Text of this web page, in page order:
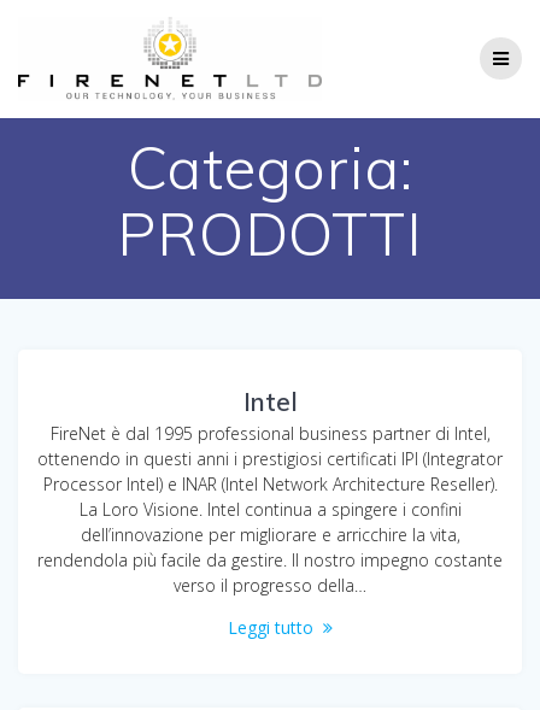
Categoria:
PRODOTTI
Intel
FireNet è dal 1995 professional business partner di Intel,
ottenendo in questi anni i prestigiosi certificati IPI (Integrator
Processor Intel) e INAR (Intel Network Architecture Reseller).
La Loro Visione. Intel continua a spingere i confini
dell’innovazione per migliorare e arricchire la vita,
rendendola più facile da gestire. Il nostro impegno costante
verso il progresso della…
Leggi tutto